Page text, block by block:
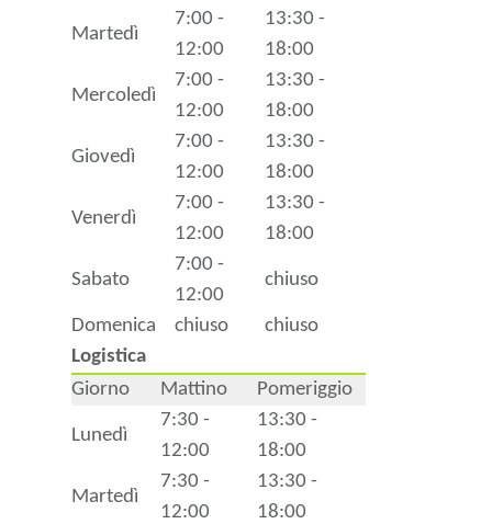
Martedì
7:00 -
12:00
13:30 -
18:00
Mercoledì
7:00 -
12:00
13:30 -
18:00
Giovedì
7:00 -
12:00
13:30 -
18:00
Venerdì
7:00 -
12:00
13:30 -
18:00
Sabato
7:00 -
12:00
chiuso
Domenica chiuso
chiuso
Logistica
Giorno
Mattino Pomeriggio
Lunedì
7:30 -
12:00
13:30 -
18:00
Martedì
7:30 -
12:00
13:30 -
18:00